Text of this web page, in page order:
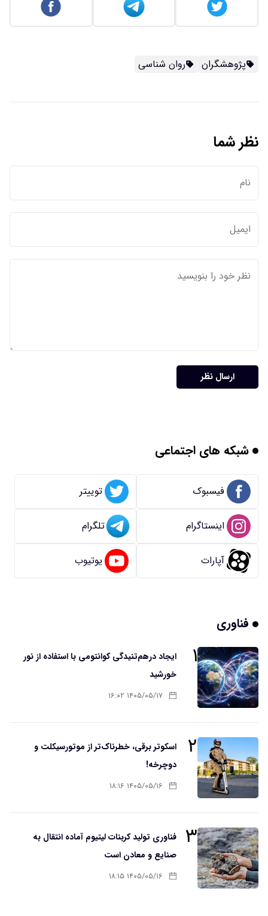
پژوهشگران روان شناسی
نظر شما
ارسال نظر
شبکه های اجتماعی
فیسبوک توییتر
اینستاگرام تلگرام
آپارات یوتیوب
فناوری
۱
ایجاد درهم‌تنیدگی کوانتومی با استفاده از نور
خورشید
۱۴۰۵/۰۵/۱۷ ۱۶:۰۲
۲
اسکوتر برقی، خطرناک‌تر از موتورسیکلت و
دوچرخه!
۱۴۰۵/۰۵/۱۶ ۱۸:۱۶
۳
فناوری تولید کربنات لیتیوم آماده انتقال به
صنایع و معادن است
۱۴۰۵/۰۵/۱۶ ۱۸:۱۵